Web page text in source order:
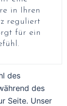
in Ihren
reguliert
für ein
des
des
Seite. Unser